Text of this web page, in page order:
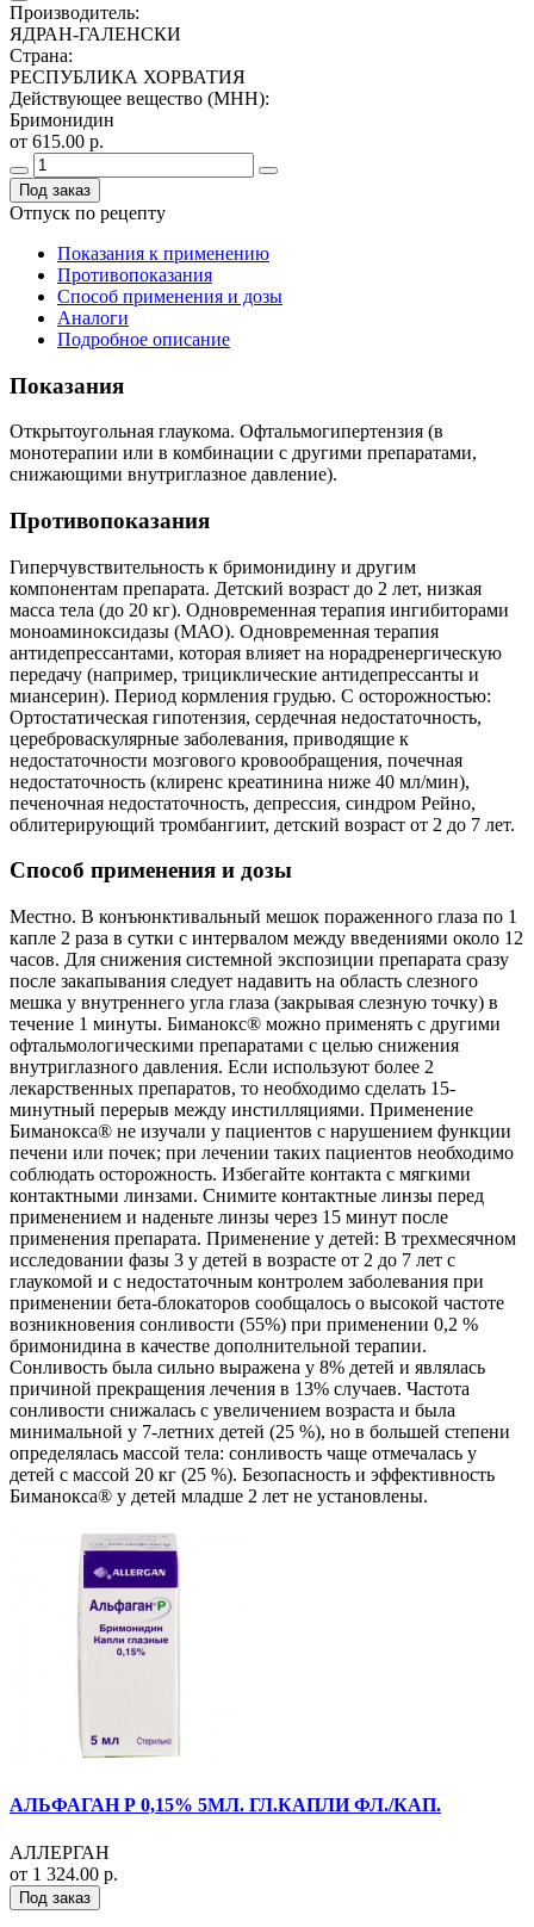
Производитель:
ЯДРАН-ГАЛЕНСКИ
Страна:
РЕСПУБЛИКА ХОРВАТИЯ
Действующее вещество (МНН):
Бримонидин
от 615.00 р.
Под заказ
Отпуск по рецепту
Показания к применению
Противопоказания
Способ применения и дозы
Аналоги
Подробное описание
Показания
Открытоугольная глаукома. Офтальмогипертензия (в
монотерапии или в комбинации с другими препаратами,
снижающими внутриглазное давление).
Противопоказания
Гиперчувствительность к бримонидину и другим
компонентам препарата. Детский возраст до 2 лет, низкая
масса тела (до 20 кг). Одновременная терапия ингибиторами
моноаминоксидазы (МАО). Одновременная терапия
антидепрессантами, которая влияет на норадренергическую
передачу (например, трициклические антидепрессанты и
миансерин). Период кормления грудью. С осторожностью:
Ортостатическая гипотензия, сердечная недостаточность,
цереброваскулярные заболевания, приводящие к
недостаточности мозгового кровообращения, почечная
недостаточность (клиренс креатинина ниже 40 мл/мин),
печеночная недостаточность, депрессия, синдром Рейно,
облитерирующий тромбангиит, детский возраст от 2 до 7 лет.
Способ применения и дозы
Местно. В конъюнктивальный мешок пораженного глаза по 1
капле 2 раза в сутки с интервалом между введениями около 12
часов. Для снижения системной экспозиции препарата сразу
после закапывания следует надавить на область слезного
мешка у внутреннего угла глаза (закрывая слезную точку) в
течение 1 минуты. Биманокс® можно применять с другими
офтальмологическими препаратами с целью снижения
внутриглазного давления. Если используют более 2
лекарственных препаратов, то необходимо сделать 15-
минутный перерыв между инстилляциями. Применение
Биманокса® не изучали у пациентов с нарушением функции
печени или почек; при лечении таких пациентов необходимо
соблюдать осторожность. Избегайте контакта с мягкими
контактными линзами. Снимите контактные линзы перед
применением и наденьте линзы через 15 минут после
применения препарата. Применение у детей: В трехмесячном
исследовании фазы 3 у детей в возрасте от 2 до 7 лет с
глаукомой и с недостаточным контролем заболевания при
применении бета-блокаторов сообщалось о высокой частоте
возникновения сонливости (55%) при применении 0,2 %
бримонидина в качестве дополнительной терапии.
Сонливость была сильно выражена у 8% детей и являлась
причиной прекращения лечения в 13% случаев. Частота
сонливости снижалась с увеличением возраста и была
минимальной у 7-летних детей (25 %), но в большей степени
определялась массой тела: сонливость чаще отмечалась у
детей с массой 20 кг (25 %). Безопасность и эффективность
Биманокса® у детей младше 2 лет не установлены.
АЛЬФАГАН Р 0,15% 5МЛ. ГЛ.КАПЛИ ФЛ./КАП.
АЛЛЕРГАН
от 1 324.00 р.
Под заказ